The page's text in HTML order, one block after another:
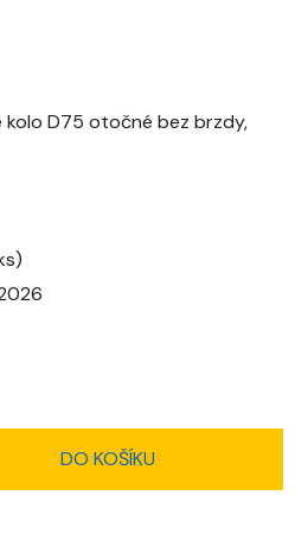
D75 otočné bez brzdy,
DO KOŠÍKU